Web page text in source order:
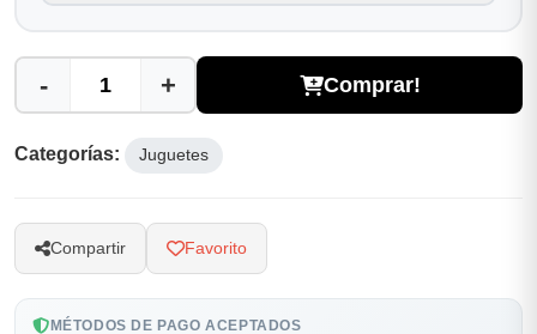
- + Comprar!
Categorías: Juguetes
Compartir Favorito
MÉTODOS DE PAGO ACEPTADOS